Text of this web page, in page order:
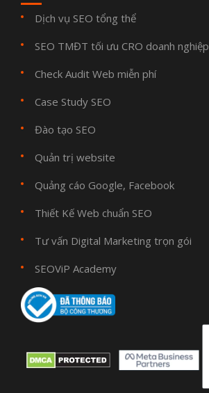
Dịch vụ SEO tổng thể
SEO TMĐT tối ưu CRO doanh nghiệp
Check Audit Web miễn phí
Case Study SEO
Đào tạo SEO
Quản trị website
Quảng cáo Google, Facebook
Thiết Kế Web chuẩn SEO
Tư vấn Digital Marketing trọn gói
SEOViP Academy